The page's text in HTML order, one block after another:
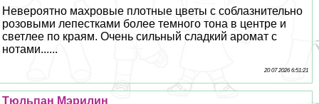
Невероятно махровые плотные цветы с coблaзнительно
розовыми лепестками более темного тона в центре и
светлее по краям. Очень сильный сладкий аромат с
нотами......
20 07 2026 6:51:21
Тюльпан Мэрилин